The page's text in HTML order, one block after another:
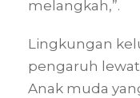
melangkah,”.
Lingkungan
pengaruh
Anak muda